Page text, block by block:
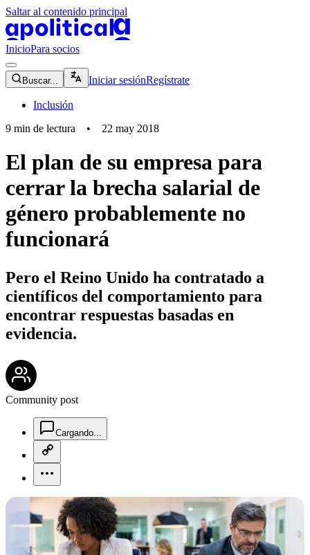
Saltar al contenido principal
apolitical-logo-default
InicioPara socios
magnifying-glass-icon
Buscar... Iniciar sesiónRegístrate
Inclusión
9 min de lectura • 22 may 2018
El plan de su empresa para
cerrar la brecha salarial de
género probablemente no
funcionará
Pero el Reino Unido ha contratado a
científicos del comportamiento para
encontrar respuestas basadas en
evidencia.
Community post
Cargando...